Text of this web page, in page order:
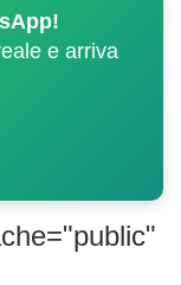
e arriva